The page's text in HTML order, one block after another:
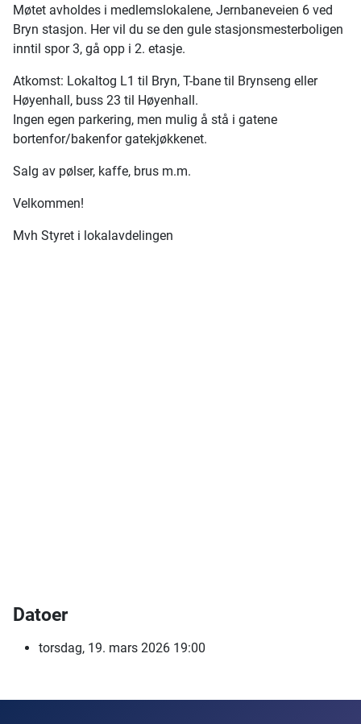
Møtet avholdes i medlemslokalene, Jernbaneveien 6 ved
Bryn stasjon. Her vil du se den gule stasjonsmesterboligen
inntil spor 3, gå opp i 2. etasje.
Atkomst: Lokaltog L1 til Bryn, T-bane til Brynseng eller
Høyenhall, buss 23 til Høyenhall.
Ingen egen parkering, men mulig å stå i gatene
bortenfor/bakenfor gatekjøkkenet.
Salg av pølser, kaffe, brus m.m.
Velkommen!
Mvh Styret i lokalavdelingen
Datoer
torsdag, 19. mars 2026 19:00